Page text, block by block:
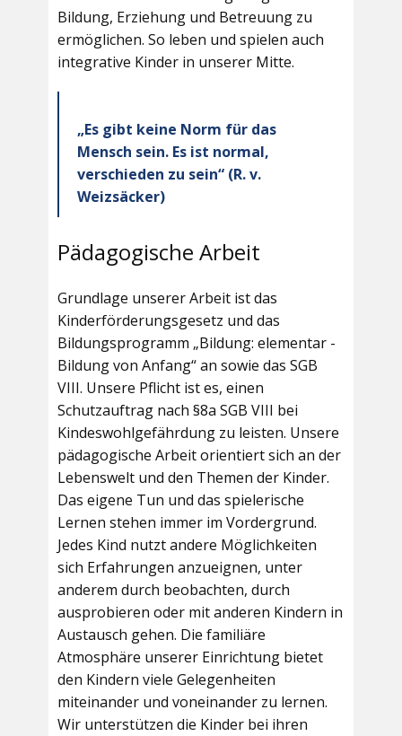
Bildung, Erziehung und Betreuung zu
ermöglichen. So leben und spielen auch
integrative Kinder in unserer Mitte.
„Es gibt keine Norm für das
Mensch sein. Es ist normal,
verschieden zu sein“ (R. v.
Weizsäcker)
Pädagogische Arbeit
Grundlage unserer Arbeit ist das
Kinderförderungsgesetz und das
Bildungsprogramm „Bildung: elementar -
Bildung von Anfang“ an sowie das SGB
VIII. Unsere Pflicht ist es, einen
Schutzauftrag nach §8a SGB VIII bei
Kindeswohlgefährdung zu leisten. Unsere
pädagogische Arbeit orientiert sich an der
Lebenswelt und den Themen der Kinder.
Das eigene Tun und das spielerische
Lernen stehen immer im Vordergrund.
Jedes Kind nutzt andere Möglichkeiten
sich Erfahrungen anzueignen, unter
anderem durch beobachten, durch
ausprobieren oder mit anderen Kindern in
Austausch gehen. Die familiäre
Atmosphäre unserer Einrichtung bietet
den Kindern viele Gelegenheiten
miteinander und voneinander zu lernen.
Wir unterstützen die Kinder bei ihren